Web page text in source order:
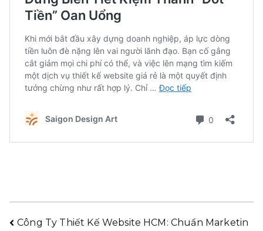
Công Ty Thiết Kế Website HCM: Chuẩn Marketin